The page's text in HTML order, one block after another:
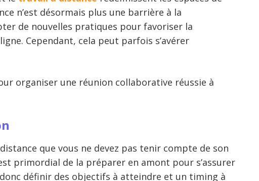
n’est désormais plus une barrière à la
de nouvelles pratiques pour favoriser la
Cependant, cela peut parfois s’avérer
organiser une réunion collaborative réussie à
que vous ne devez pas tenir compte de son
primordial de la préparer en amont pour s’assurer
donc définir des objectifs à atteindre et un timing à